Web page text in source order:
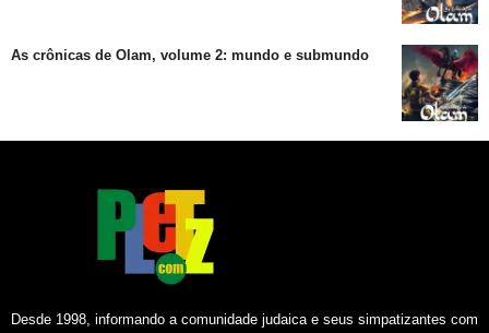
As crônicas de Olam, volume 2: mundo e submundo
Desde 1998, informando a comunidade judaica e seus simpatizantes com